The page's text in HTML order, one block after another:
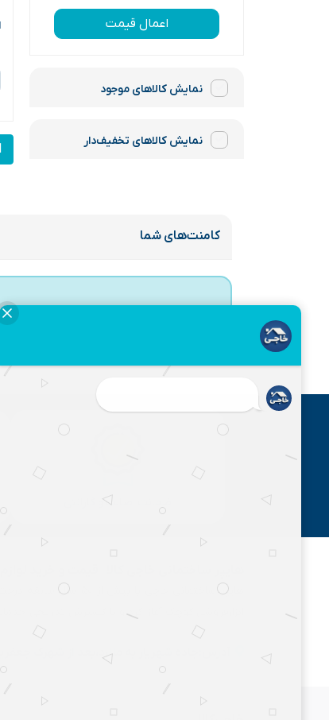
اعمال قیمت
نمایش کالاهای موجود
نمایش کالاهای تخفیف‌دار
کامنت‌های شما
ضمانت اصالت و گارانتی
هایپر ساختمانی خاجی‌ کالا | قیمت و خرید
هایپر ساختمانی
ابزارفروشی کوچک آغاز کرد و با گسترش تدریجی
آدرس:جاده شهریار به ملارد،بعد از شهرک